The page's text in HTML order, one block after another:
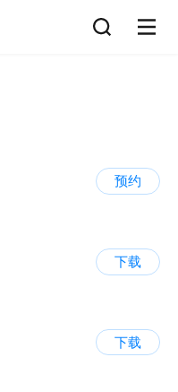
预约
下载
下载